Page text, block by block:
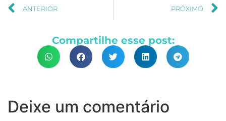
ANTERIOR PRÓXIMO
Compartilhe esse post:
Deixe um comentário